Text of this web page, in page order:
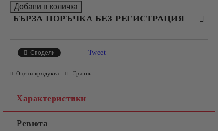
БЪРЗА ПОРЪЧКА БЕЗ РЕГИСТРАЦИЯ
Сподели Tweet
Оцени продукта Сравни
Характеристики
Ревюта